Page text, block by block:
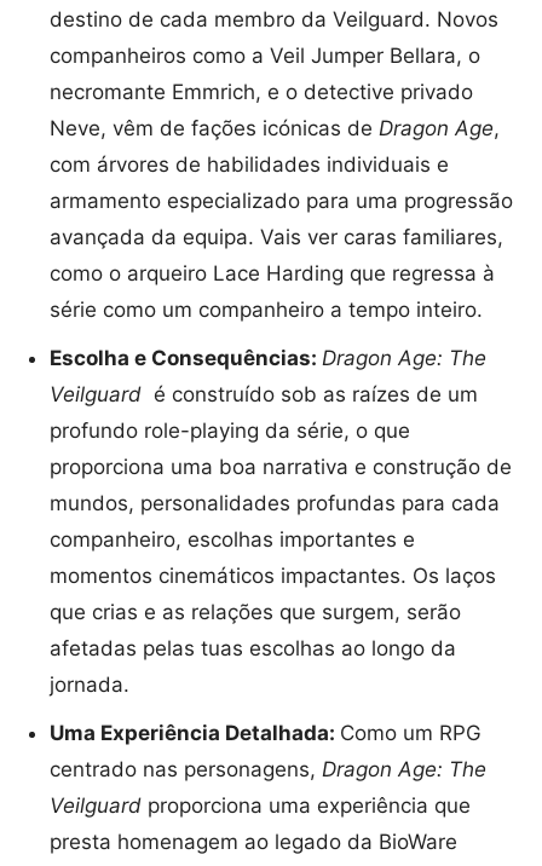
destino de cada membro da Veilguard. Novos
companheiros como a Veil Jumper Bellara, o
necromante Emmrich, e o detective privado
Neve, vêm de fações icónicas de Dragon Age,
com árvores de habilidades individuais e
armamento especializado para uma progressão
avançada da equipa. Vais ver caras familiares,
como o arqueiro Lace Harding que regressa à
série como um companheiro a tempo inteiro.
Escolha e Consequências: Dragon Age: The
Veilguard é construído sob as raízes de um
profundo role-playing da série, o que
proporciona uma boa narrativa e construção de
mundos, personalidades profundas para cada
companheiro, escolhas importantes e
momentos cinemáticos impactantes. Os laços
que crias e as relações que surgem, serão
afetadas pelas tuas escolhas ao longo da
jornada.
Uma Experiência Detalhada: Como um RPG
centrado nas personagens, Dragon Age: The
Veilguard proporciona uma experiência que
presta homenagem ao legado da BioWare